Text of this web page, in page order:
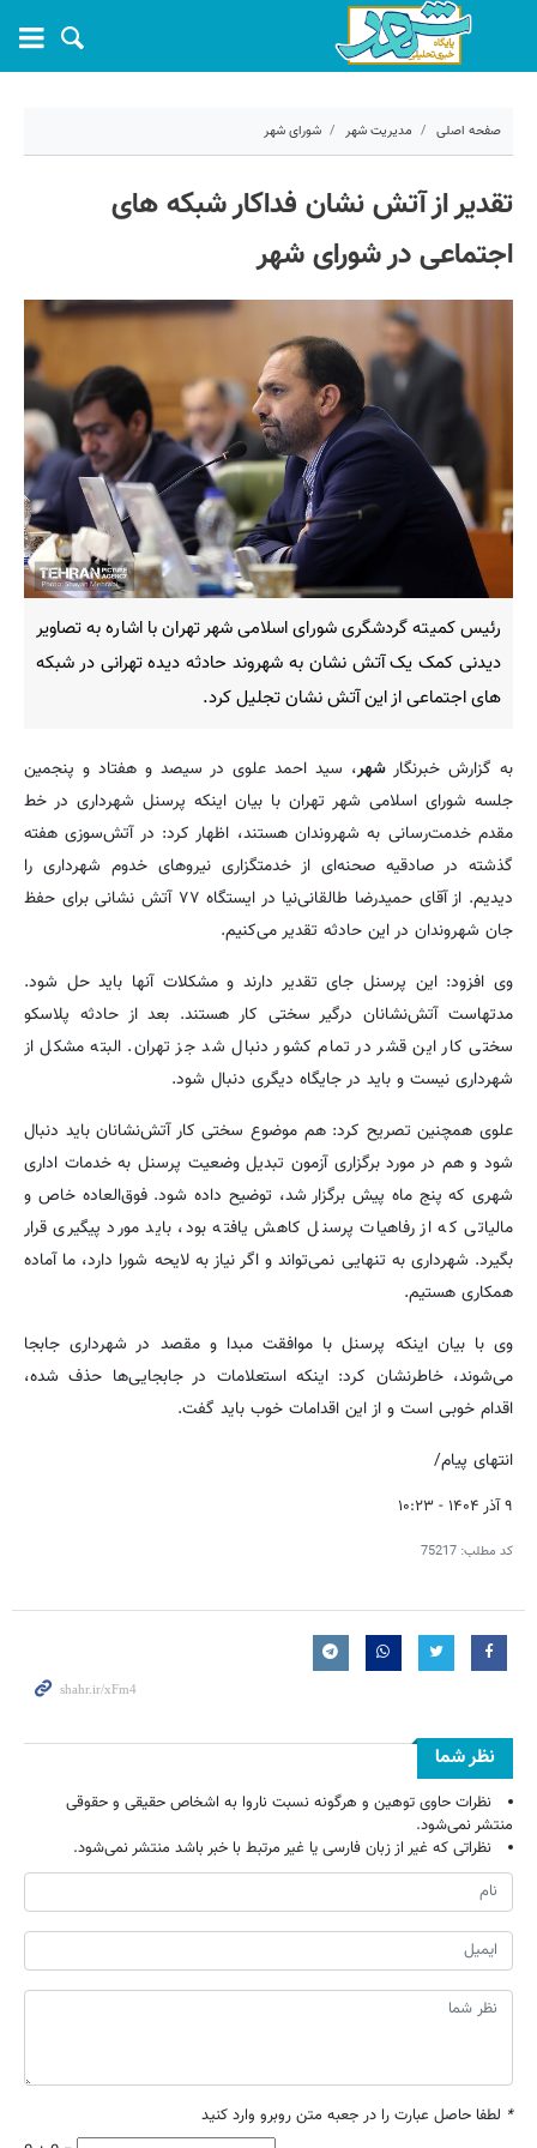
صفحه اصلی مدیریت شهر شورای شهر
کد مطلب: 75217
تقدیر از آتش نشان فداکار شبکه های
اجتماعی در شورای شهر
رئیس کمیته گردشگری شورای اسلامی شهر تهران با اشاره به تصاویر
دیدنی کمک یک آتش نشان به شهروند حادثه دیده تهرانی در شبکه
های اجتماعی از این آتش نشان تجلیل کرد.
به گزارش خبرنگار شهر، سید احمد علوی در سیصد و هفتاد و پنجمین
جلسه شورای اسلامی شهر تهران با بیان اینکه پرسنل شهرداری در خط
مقدم خدمت‌رسانی به شهروندان هستند، اظهار کرد: در آتش‌سوزی هفته
گذشته در صادقیه صحنه‌ای از خدمتگزاری نیروهای خدوم شهرداری را
دیدیم. از آقای حمیدرضا طالقانی‌نیا در ایستگاه ۷۷ آتش نشانی برای حفظ
جان شهروندان در این حادثه تقدیر می‌کنیم.
وی افزود: این پرسنل جای تقدیر دارند و مشکلات آنها باید حل شود.
مدتهاست آتش‌نشانان درگیر سختی کار هستند. بعد از حادثه پلاسکو
سختی کار این قشر در تمام کشور دنبال شد جز تهران. البته مشکل از
شهرداری نیست و باید در جایگاه دیگری دنبال شود.
علوی همچنین تصریح کرد: هم موضوع سختی کار آتش‌نشانان باید دنبال
شود و هم در مورد برگزاری آزمون تبدیل وضعیت پرسنل به خدمات اداری
شهری که پنج ماه پیش برگزار شد، توضیح داده شود. فوق‌العاده خاص و
مالیاتی که از رفاهیات پرسنل کاهش یافته بود، باید مورد پیگیری قرار
بگیرد. شهرداری به تنهایی نمی‌تواند و اگر نیاز به لایحه شورا دارد، ما آماده
همکاری هستیم.
وی با بیان اینکه پرسنل با موافقت مبدا و مقصد در شهرداری جابجا
می‌شوند، خاطرنشان کرد: اینکه استعلامات در جابجایی‌ها حذف شده،
اقدام خوبی است و از این اقدامات خوب باید گفت.
انتهای پیام/
۹ آذر ۱۴۰۴ - ۱۰:۲۳
کد مطلب: 75217
نظر شما
نظرات حاوی توهین و هرگونه نسبت ناروا به اشخاص حقیقی و حقوقی
منتشر نمی‌شود.
نظراتی که غیر از زبان فارسی یا غیر مرتبط با خبر باشد منتشر نمی‌شود.
* لطفا حاصل عبارت را در جعبه متن روبرو وارد کنید